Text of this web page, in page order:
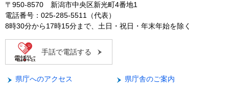
〒950-8570 新潟市中央区新光町4番地1
電話番号：025-285-5511（代表）
8時30分から17時15分まで、土日・祝日・年末年始を除く
手話で電話する
県庁へのアクセス 県庁舎のご案内